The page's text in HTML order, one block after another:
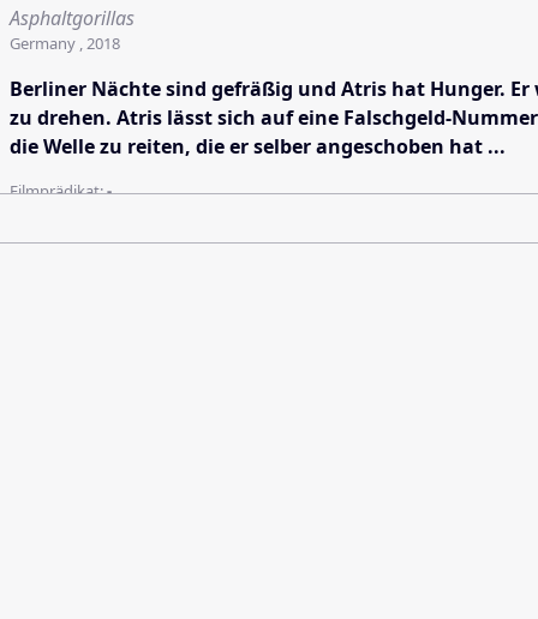
Asphaltgorillas
Germany , 2018
Berliner Nächte sind gefräßig und Atris hat Hunger.
zu drehen. Atris lässt sich auf eine Falschgeld-
die Welle zu reiten, die er selber angeschoben hat ...
Filmprädikat:-